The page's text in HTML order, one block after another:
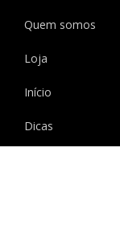
Quem somos
Loja
Início
Dicas